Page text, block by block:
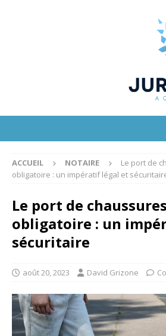
ACCUEIL NOTAIRE
Le port de
obligatoire : un impératif légal et
Le port de
obligatoire : un
sécuritaire
août 20, 2023 David Grizone